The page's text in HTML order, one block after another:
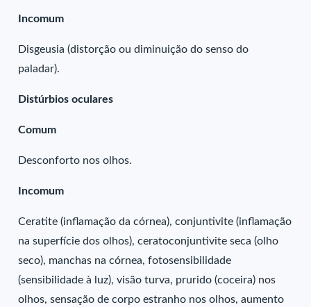
Incomum
Disgeusia (distorção ou diminuição do senso do
paladar).
Distúrbios oculares
Comum
Desconforto nos olhos.
Incomum
Ceratite (inflamação da córnea), conjuntivite (inflamação
na superfície dos olhos), ceratoconjuntivite seca (olho
seco), manchas na córnea, fotosensibilidade
(sensibilidade à luz), visão turva, prurido (coceira) nos
olhos, sensação de corpo estranho nos olhos, aumento